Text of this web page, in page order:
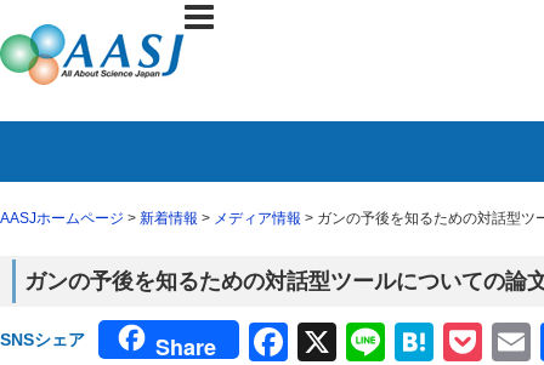
AASJホームページ > 新着情報 > メディア情報 > ガンの予後を知るための対話型ツ
ガンの予後を知るための対話型ツールについての論
SNSシェア Share Facebook
X Line